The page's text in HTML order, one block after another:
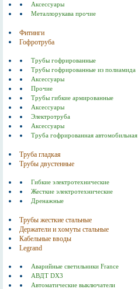
Аксессуары
Металлорукава прочие
Фитинги
Гофротруба
Трубы гофрированные
Трубы гофрированные из полиамида
Аксессуары
Прочие
Трубы гибкие армированные
Аксессуары
Электротруба
Аксессуары
Труба гофрированная автомобильная
Труба гладкая
Трубы двустенные
Гибкие электротехнические
Жесткие электротехнические
Дренажные
Трубы жесткие стальные
Держатели и хомуты стальные
Кабельные вводы
Legrand
Аварийные светильники France
АВДТ DX3
Автоматические выключатели